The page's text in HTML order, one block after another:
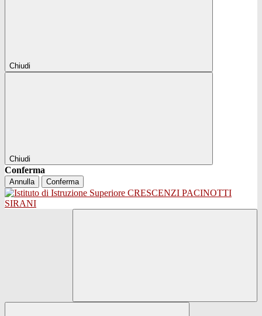
Chiudi
Chiudi
Conferma
Annulla Conferma